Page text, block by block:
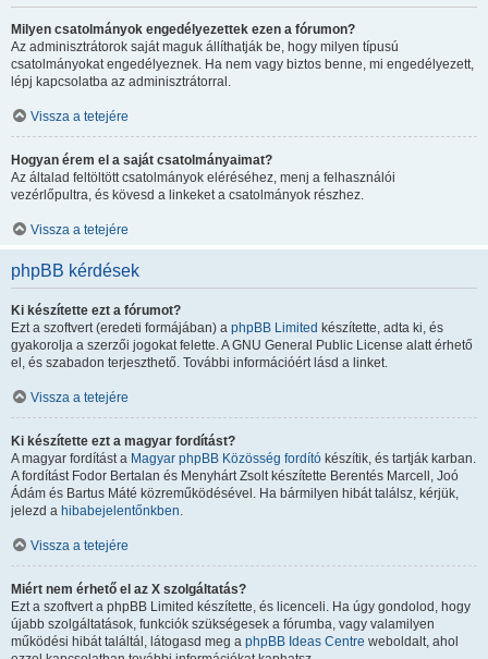
Milyen csatolmányok engedélyezettek ezen a fórumon?
Az adminisztrátorok saját maguk állíthatják be, hogy milyen típusú
csatolmányokat engedélyeznek. Ha nem vagy biztos benne, mi engedélyezett,
lépj kapcsolatba az adminisztrátorral.
Vissza a tetejére
Hogyan érem el a saját csatolmányaimat?
Az általad feltöltött csatolmányok eléréséhez, menj a felhasználói
vezérlőpultra, és kövesd a linkeket a csatolmányok részhez.
Vissza a tetejére
phpBB kérdések
Ki készítette ezt a fórumot?
Ezt a szoftvert (eredeti formájában) a phpBB Limited készítette, adta ki, és
gyakorolja a szerzői jogokat felette. A GNU General Public License alatt érhető
el, és szabadon terjeszthető. További információért lásd a linket.
Vissza a tetejére
Ki készítette ezt a magyar fordítást?
A magyar fordítást a Magyar phpBB Közösség fordító készítik, és tartják karban.
A fordítást Fodor Bertalan és Menyhárt Zsolt készítette Berentés Marcell, Joó
Ádám és Bartus Máté közreműködésével. Ha bármilyen hibát találsz, kérjük,
jelezd a hibabejelentőnkben.
Vissza a tetejére
Miért nem érhető el az X szolgáltatás?
Ezt a szoftvert a phpBB Limited készítette, és licenceli. Ha úgy gondolod, hogy
újabb szolgáltatások, funkciók szükségesek a fórumba, vagy valamilyen
működési hibát találtál, látogasd meg a phpBB Ideas Centre weboldalt, ahol